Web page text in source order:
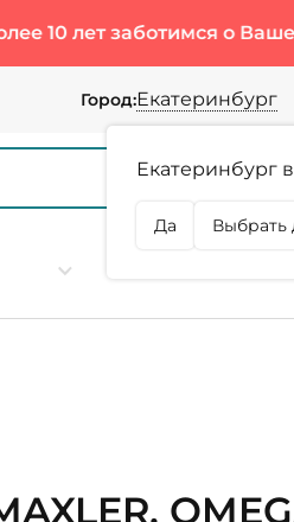
лет заботимся о Вашем
Город:Екатеринбург
Екатеринбург
Да Выбрать